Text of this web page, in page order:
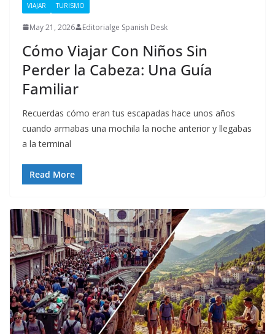
VIAJAR TURISMO
May 21, 2026 Editorialge Spanish Desk
Cómo Viajar Con Niños Sin
Perder la Cabeza: Una Guía
Familiar
Recuerdas cómo eran tus escapadas hace unos años
cuando armabas una mochila la noche anterior y llegabas
a la terminal
Read More